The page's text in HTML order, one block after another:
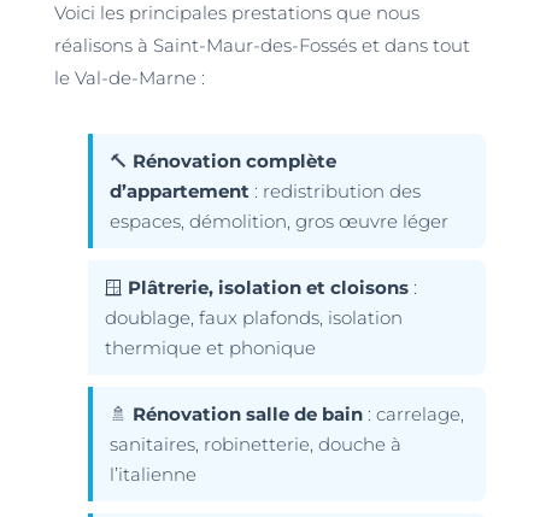
Voici les principales prestations que nous
réalisons à Saint-Maur-des-Fossés et dans tout
le Val-de-Marne :
🔨 Rénovation complète
d’appartement : redistribution des
espaces, démolition, gros œuvre léger
🪟 Plâtrerie, isolation et cloisons:
doublage, faux plafonds, isolation
thermique et phonique
🚿 Rénovation salle de bain: carrelage,
sanitaires, robinetterie, douche à
l’italienne